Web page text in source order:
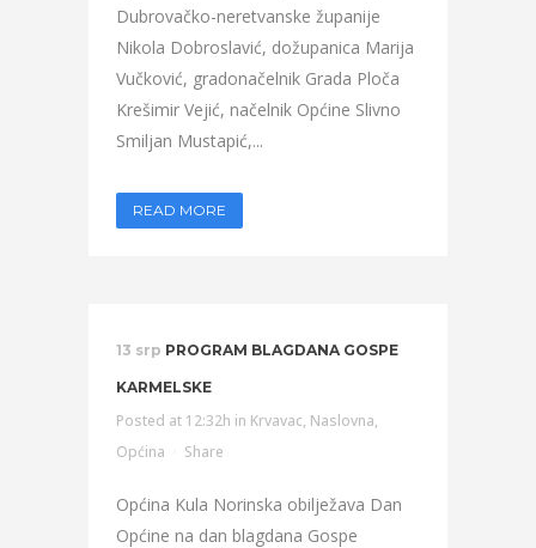
Dubrovačko-neretvanske županije
Nikola Dobroslavić, dožupanica Marija
Vučković, gradonačelnik Grada Ploča
Krešimir Vejić, načelnik Općine Slivno
Smiljan Mustapić,...
READ MORE
13 srp PROGRAM BLAGDANA GOSPE
KARMELSKE
Posted at 12:32h in Krvavac, Naslovna,
Općina
Share
Općina Kula Norinska obilježava Dan
Općine na dan blagdana Gospe